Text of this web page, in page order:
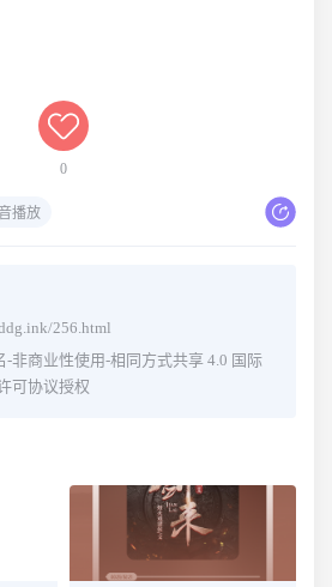
0
播放
256.html
-非商业性使用-相同方式共享 4.0 国际
可协议授权